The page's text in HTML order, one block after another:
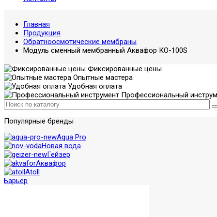
Главная
Продукция
Обратноосмотические мембраны
Модуль сменный мембранный Аквафор КО-100S
Фиксированные цены
Опытные мастера
Удобная оплата
Профессиональный
Популярные бренды
Aqua Pro
Новая вода
Гейзер
Аквафор
Atoll
Барьер